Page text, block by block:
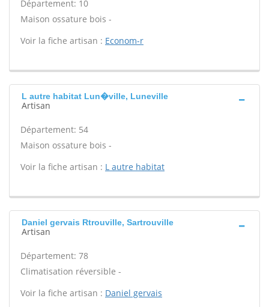
Département: 10
Maison ossature bois -
Voir la fiche artisan : Econom-r
L autre habitat Lun�ville, Luneville
Artisan
Département: 54
Maison ossature bois -
Voir la fiche artisan : L autre habitat
Daniel gervais Rtrouville, Sartrouville
Artisan
Département: 78
Climatisation réversible -
Voir la fiche artisan : Daniel gervais